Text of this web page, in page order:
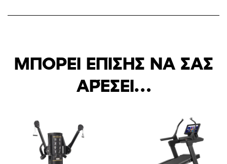
ΜΠΟΡΕΊ ΕΠΊΣΗΣ ΝΑ ΣΑΣ
ΑΡΈΣΕΙ…